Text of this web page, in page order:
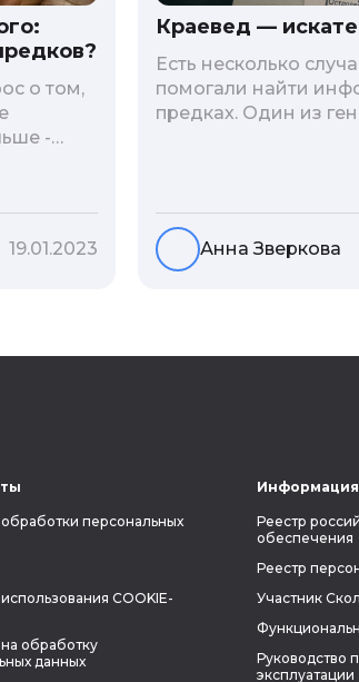
о том,
-
влияние
стоит
19.01.2023
Краевед —
Есть несколько
помогали найти
предках. Один из
место было давно
населенного пункта
существовало. Но в
дома предков
Анна Зверкова
персональных
COOKIE-
обработку
данных
Реестр
обеспечения
Реестр
Участник
Руководство
эксплуатации